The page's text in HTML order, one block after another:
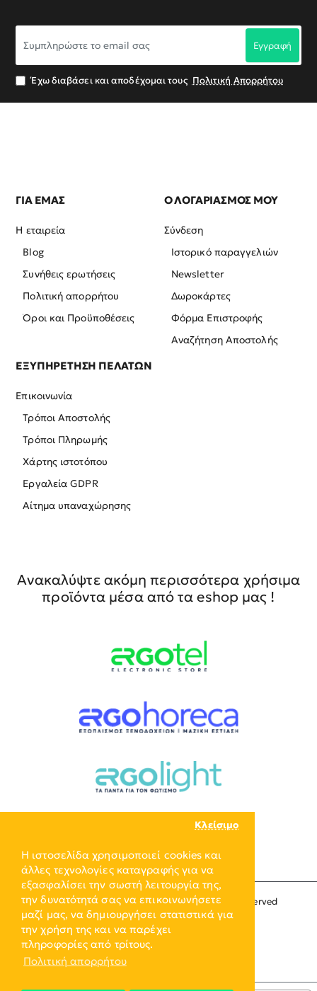
Η ιστοσελίδα χρησιμοποιεί cookies και
άλλες τεχνολογίες καταγραφής για να
εξασφαλίσει την σωστή λειτουργία της,
την δυνατότητά σας να επικοινωνήσετε
μαζί μας, να δημιουργήσει στατιστικά για
την χρήση της και να παρέχει
πληροφορίες από τρίτους.
Πολιτική απορρήτου
Κλείσιμο
το
σας
Εγγραφή
Έχω διαβάσει και αποδέχομαι τους Πολιτική Απορρήτου
ΓΙΑ ΕΜΑΣ
Η εταιρεία
Blog
Συνήθεις ερωτήσεις
Πολιτική απορρήτου
Όροι και Προϋποθέσεις
Ο ΛΟΓΑΡΙΑΣΜΟΣ ΜΟΥ
Σύνδεση
Ιστορικό παραγγελιών
Newsletter
Δωροκάρτες
Φόρμα Επιστροφής
Αναζήτηση Αποστολής
ΕΞΥΠΗΡΕΤΗΣΗ ΠΕΛΑΤΩΝ
Επικοινωνία
Τρόποι Αποστολής
Τρόποι Πληρωμής
Χάρτης ιστοτόπου
Εργαλεία GDPR
Αίτημα υπαναχώρησης
Ανακαλύψτε ακόμη περισσότερα χρήσιμα
προϊόντα μέσα από τα eshop μας !
Copyright © 2024, ERGO-GROUP, All Rights Reserved